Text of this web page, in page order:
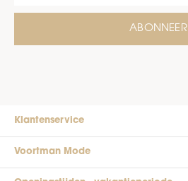
ABONNEER
Klantenservice
Voortman Mode